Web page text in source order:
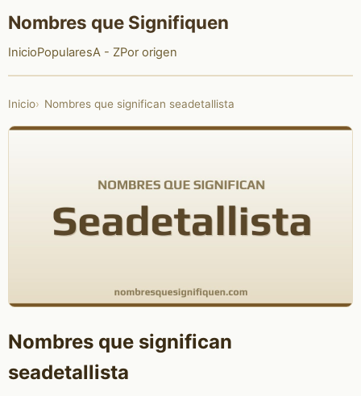
Nombres que Signifiquen
InicioPopularesA - ZPor origen
Inicio Nombres que significan seadetallista
Nombres que significan
seadetallista